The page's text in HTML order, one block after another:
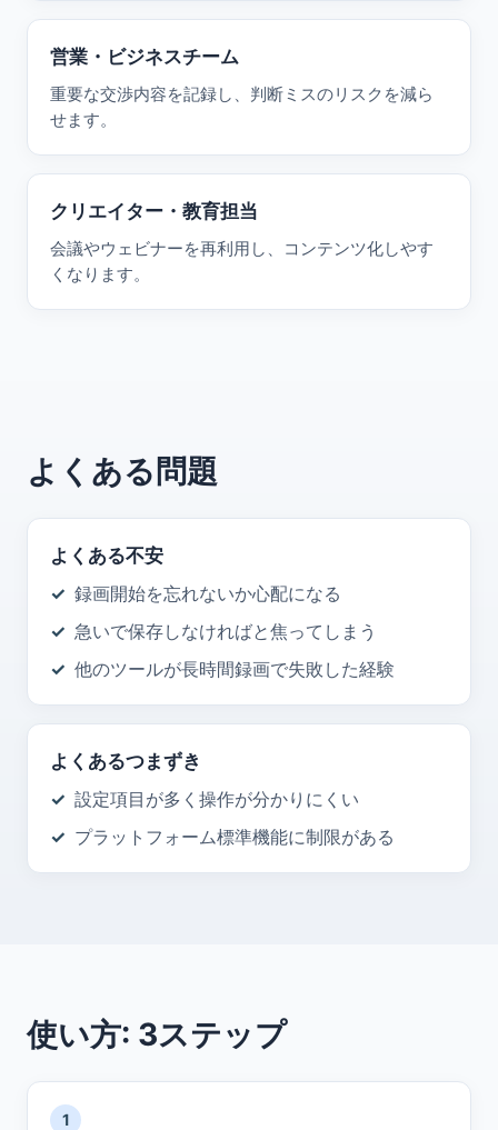
営業・ビジネスチーム
重要な交渉内容を記録し、判断ミスのリスクを減ら
せます。
クリエイター・教育担当
会議やウェビナーを再利用し、コンテンツ化しやす
くなります。
よくある問題
よくある不安
録画開始を忘れないか心配になる
急いで保存しなければと焦ってしまう
他のツールが長時間録画で失敗した経験
よくあるつまずき
設定項目が多く操作が分かりにくい
プラットフォーム標準機能に制限がある
使い方: 3ステップ
1